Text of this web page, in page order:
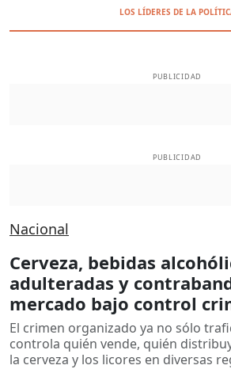
LOS LÍDERES DE LA
PUBLICIDAD
PUBLICIDAD
Nacional
Cerveza, bebidas
adulteradas y
mercado bajo control
El crimen organizado ya no sólo
controla quién vende, quién
la cerveza y los licores en diversas